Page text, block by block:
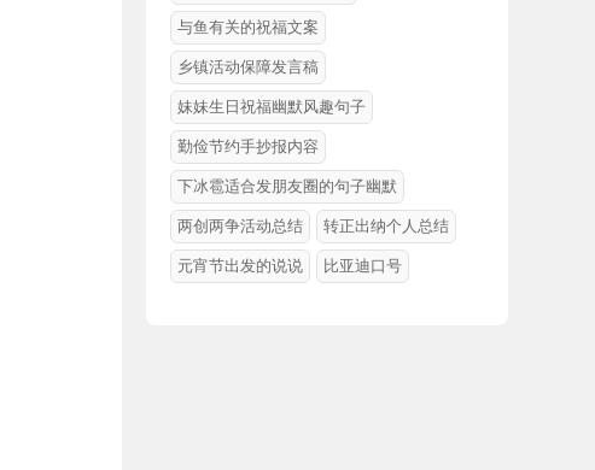
与鱼有关的祝福文案
乡镇活动保障发言稿
妹妹生日祝福幽默风趣句子
勤俭节约手抄报内容
下冰雹适合发朋友圈的句子幽默
两创两争活动总结 转正出纳个人总结
元宵节出发的说说 比亚迪口号